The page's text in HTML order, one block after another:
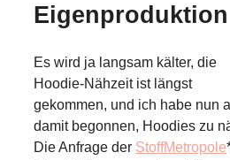
Eigenproduktion
Es wird ja langsam kälter, die
Hoodie-Nähzeit ist längst
gekommen, und ich habe nun
damit begonnen, Hoodies zu
Die Anfrage der StoffMetropole